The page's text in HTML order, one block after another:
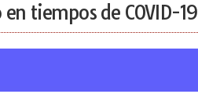
tiempos de COVID-19